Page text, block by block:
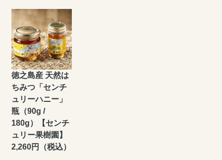
徳之島産 天然は
ちみつ「センチ
ュリーハニー」
瓶（90g /
180g）【センチ
ュリー果樹園】
2,260円（税込）